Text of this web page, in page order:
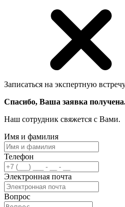
Записаться на экспертную
Спасибо, Ваша заявка
Наш сотрудник свяжется с Вами.
Имя и фамилия
Телефон
Электронная почта
Вопрос